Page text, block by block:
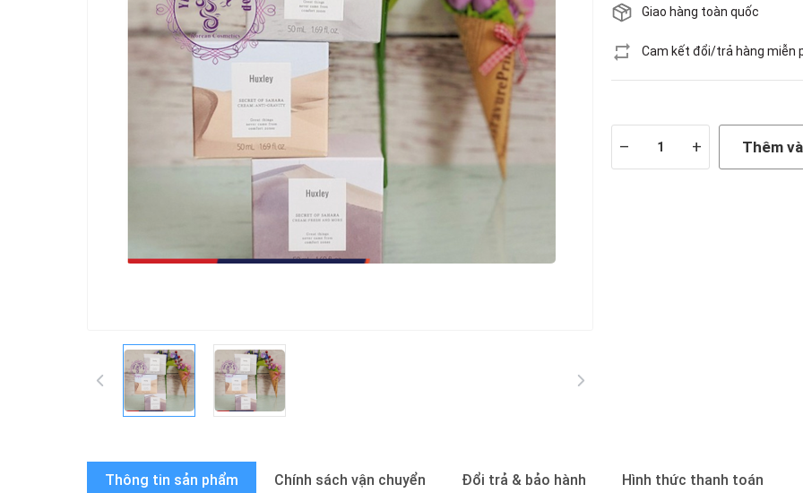
Giao hàng toàn quốc
Cam kết đổi/trả hàng miễn
– + Thêm
Thông tin sản phẩm Chính sách vận chuyển Đổi trả & bảo hành Hình thức thanh toán